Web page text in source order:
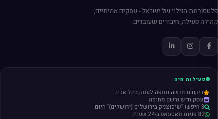
פלטפורמת הגילוי של ישראל - עסקים אמיתיים,
קהילה פעילה, חיבורים שעובדים.
פעילות חיה
ביקורת חדשה נוספה לעסק בתל אביב
עסק חדש נרשם מחיפה
3 חיפשו "שיפוצניק בירושלים (ירושלים)" היום
82 פניות וואטסאפ ב-24 שעות